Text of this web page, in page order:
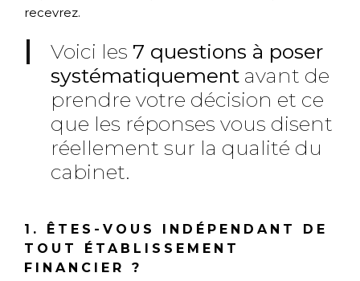
recevrez.
Voici les 7 questions à poser
systématiquement avant de
prendre votre décision et ce
que les réponses vous disent
réellement sur la qualité du
cabinet.
1. ÊTES-VOUS INDÉPENDANT DE
TOUT ÉTABLISSEMENT
FINANCIER ?